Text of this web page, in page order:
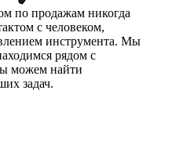
по продажам никогда
с человеком,
инструмента. Мы
рядом с
можем найти
задач.